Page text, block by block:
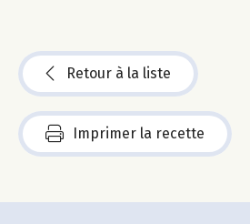
Retour à la liste
Imprimer la recette